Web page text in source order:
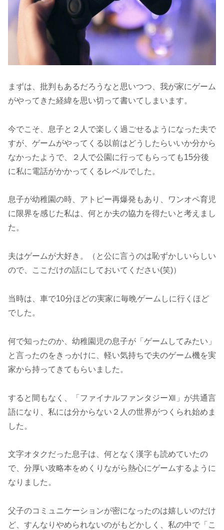
まずは、批判もあるだろうなと思いつつ、我が家にゲーム
がやってきた経緯を思い切って書いてしまいます。
今でこそ、息子と２人で楽しく過ごせるようになった夫で
すが、ゲームがやってくる以前はどうしたらいいか分から
なかったようで、２人で公園に行ってもらっても15分後
に私に電話がかかってくるレベルでした。
息子が幼稚園の時、アトピー再爆発もあり、ワンオペ育児
に限界を感じた私は、何とか夫の協力を得たいと考えまし
た。
夫はゲームが大好き。（と公に言うのは恥ずかしいらしい
ので、ここだけの話にしておいてください(笑)）
当時は、車で10分ほどの実家に毎晩ゲームしに行くほど
でした。
何で知ったのか、幼稚園児の息子が「ゲームしてみたい」
と言ったのをきっかけに、軽い気持ちで夫のゲーム機を実
家から持ってきてもらいました。
すると間もなく、「ファイナルファンタジーⅫ」が共通言
語になり、私には分からない２人の世界がつくられ始めま
した。
文字オタクだった息子は、何となく漢字も読めていたの
で、分厚い攻略本をめくりながら熱心にゲームするように
なりました。
父子のコミュニケーションが密になったのは嬉しいのだけ
ど、すんなりやめられないのがもどかしく、私の中で「こ